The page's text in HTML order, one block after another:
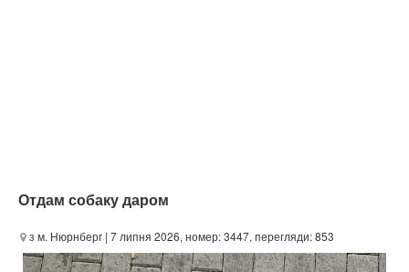
Отдам собаку даром
з м. Нюрнберг | 7 липня 2026, номер: 3447, перегляди: 853